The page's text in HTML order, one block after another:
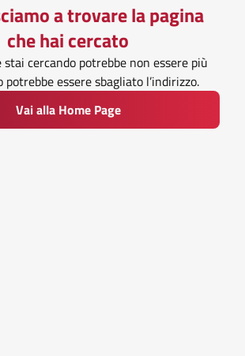
a trovare la pagina
che hai cercato
stai cercando potrebbe non essere più
potrebbe essere sbagliato l’indirizzo.
Vai alla Home Page